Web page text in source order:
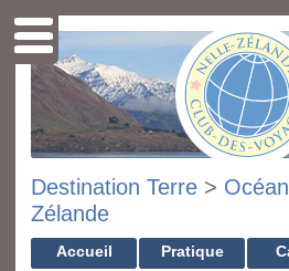
Destination Terre >
Zélande
Accueil Pratique